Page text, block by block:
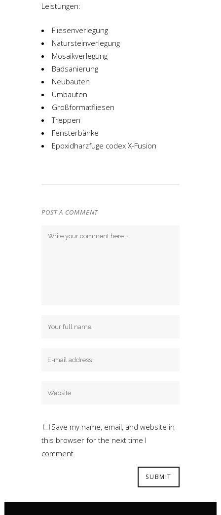
Leistungen:
Fliesenverlegung
Natursteinverlegung
Mosaikverlegung
Badsanierung
Neubauten
Umbauten
Großformatfliesen
Treppen
Fensterbänke
Epoxidharzfuge codex X-Fusion
POST A COMMENT
Save my name, email, and website in
this browser for the next time I
comment.